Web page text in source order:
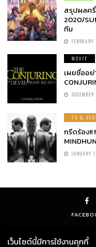
สรุปผลครึ่
2020/
ทีม
MOVIE
เผยชื่ออย่
TV &
กรีดร้อง!!
JANUARY
เว็บไซต์นี้มีการใช้งานคุกกี้